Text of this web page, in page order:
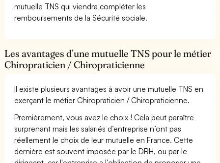
mutuelle TNS qui viendra compléter les
remboursements de la Sécurité sociale.
Les avantages d’une mutuelle TNS pour le métier
Chiropraticien / Chiropraticienne
Il existe plusieurs avantages à avoir une mutuelle TNS en
exerçant le métier Chiropraticien / Chiropraticienne.
Premièrement, vous avez le choix ! Cela peut paraître
surprenant mais les salariés d’entreprise n’ont pas
réellement le choix de leur mutuelle en France. Cette
dernière est souvent imposée par le DRH, ou par le